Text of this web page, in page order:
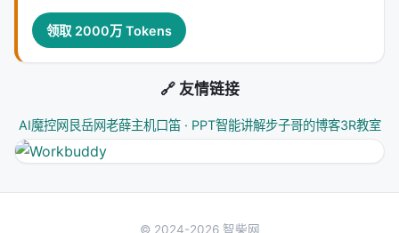
领取 2000万 Tokens
🔗 友情链接
AI魔控网 艮岳网老薛主机口笛 · PPT智能讲解步子哥的博客3R教室
© 2024-2026 智柴网